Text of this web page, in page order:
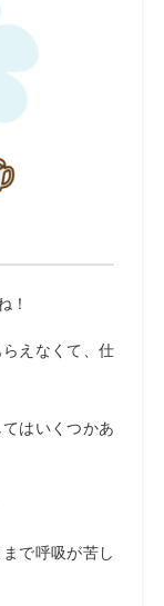
！
えなくて、仕
はいくつかあ
で呼吸が苦し